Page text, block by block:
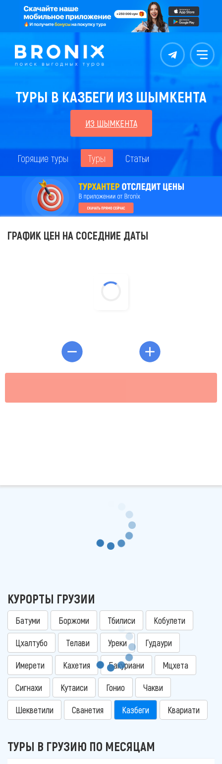
Контакты Меню
ТУРЫ В КАЗБЕГИ ИЗ ШЫМКЕНТА
ИЗ ШЫМКЕНТА
Горящие туры Туры Статьи
ГРАФИК ЦЕН НА СОСЕДНИЕ ДАТЫ
КУРОРТЫ ГРУЗИИ
Батуми Боржоми Тбилиси Кобулети
Цхалтубо Телави Уреки Гудаури
Имерети Кахетия Бакуриани Мцхета
Сигнахи Кутаиси Гонио Чакви
Шекветили Сванетия Казбеги Квариати
ТУРЫ В ГРУЗИЮ ПО МЕСЯЦАМ